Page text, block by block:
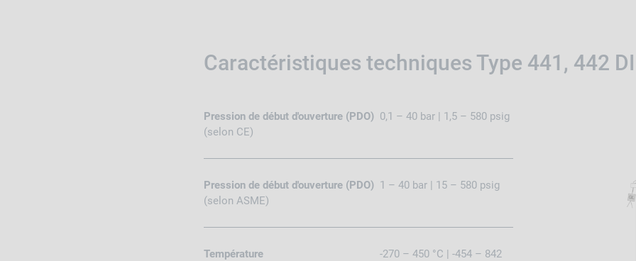
Caractéristiques techniques Type 441, 442
Pression de début d'ouverture (PDO)
(selon CE)
0,1 – 40 bar | 1,5 – 580 psig
Pression de début d'ouverture (PDO)
(selon ASME)
1 – 40 bar | 15 – 580 psig
Température
-270 – 450 °C | -454 – 842